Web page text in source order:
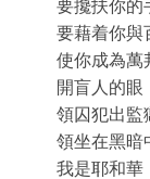
要攙扶你的
要藉着你與
使你成為萬
開盲人的眼
領囚犯出監
領坐在黑暗
我是耶和華